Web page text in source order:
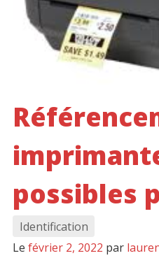
possibles
Identification
Le février 2, 2022 par